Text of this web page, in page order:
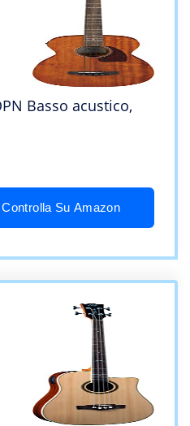
Basso acustico,
Controlla Su Amazon